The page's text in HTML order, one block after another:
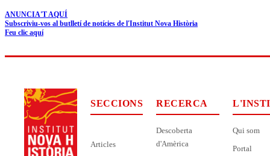
ANUNCIA'T AQUÍ
Subscriviu-vos al butlletí de notícies de l'Institut Nova Història
Feu clic aquí
SECCIONS
Articles
RECERCA
Descoberta
d'Amèrica
Qui som
Portal